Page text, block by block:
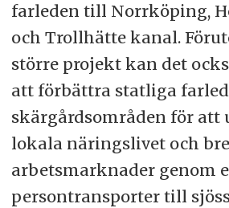
farleden till Norrköping,
och Trollhätte kanal.
större projekt kan det
att förbättra statliga
skärgårdsområden för att
lokala näringslivet och
arbetsmarknader genom
persontransporter till